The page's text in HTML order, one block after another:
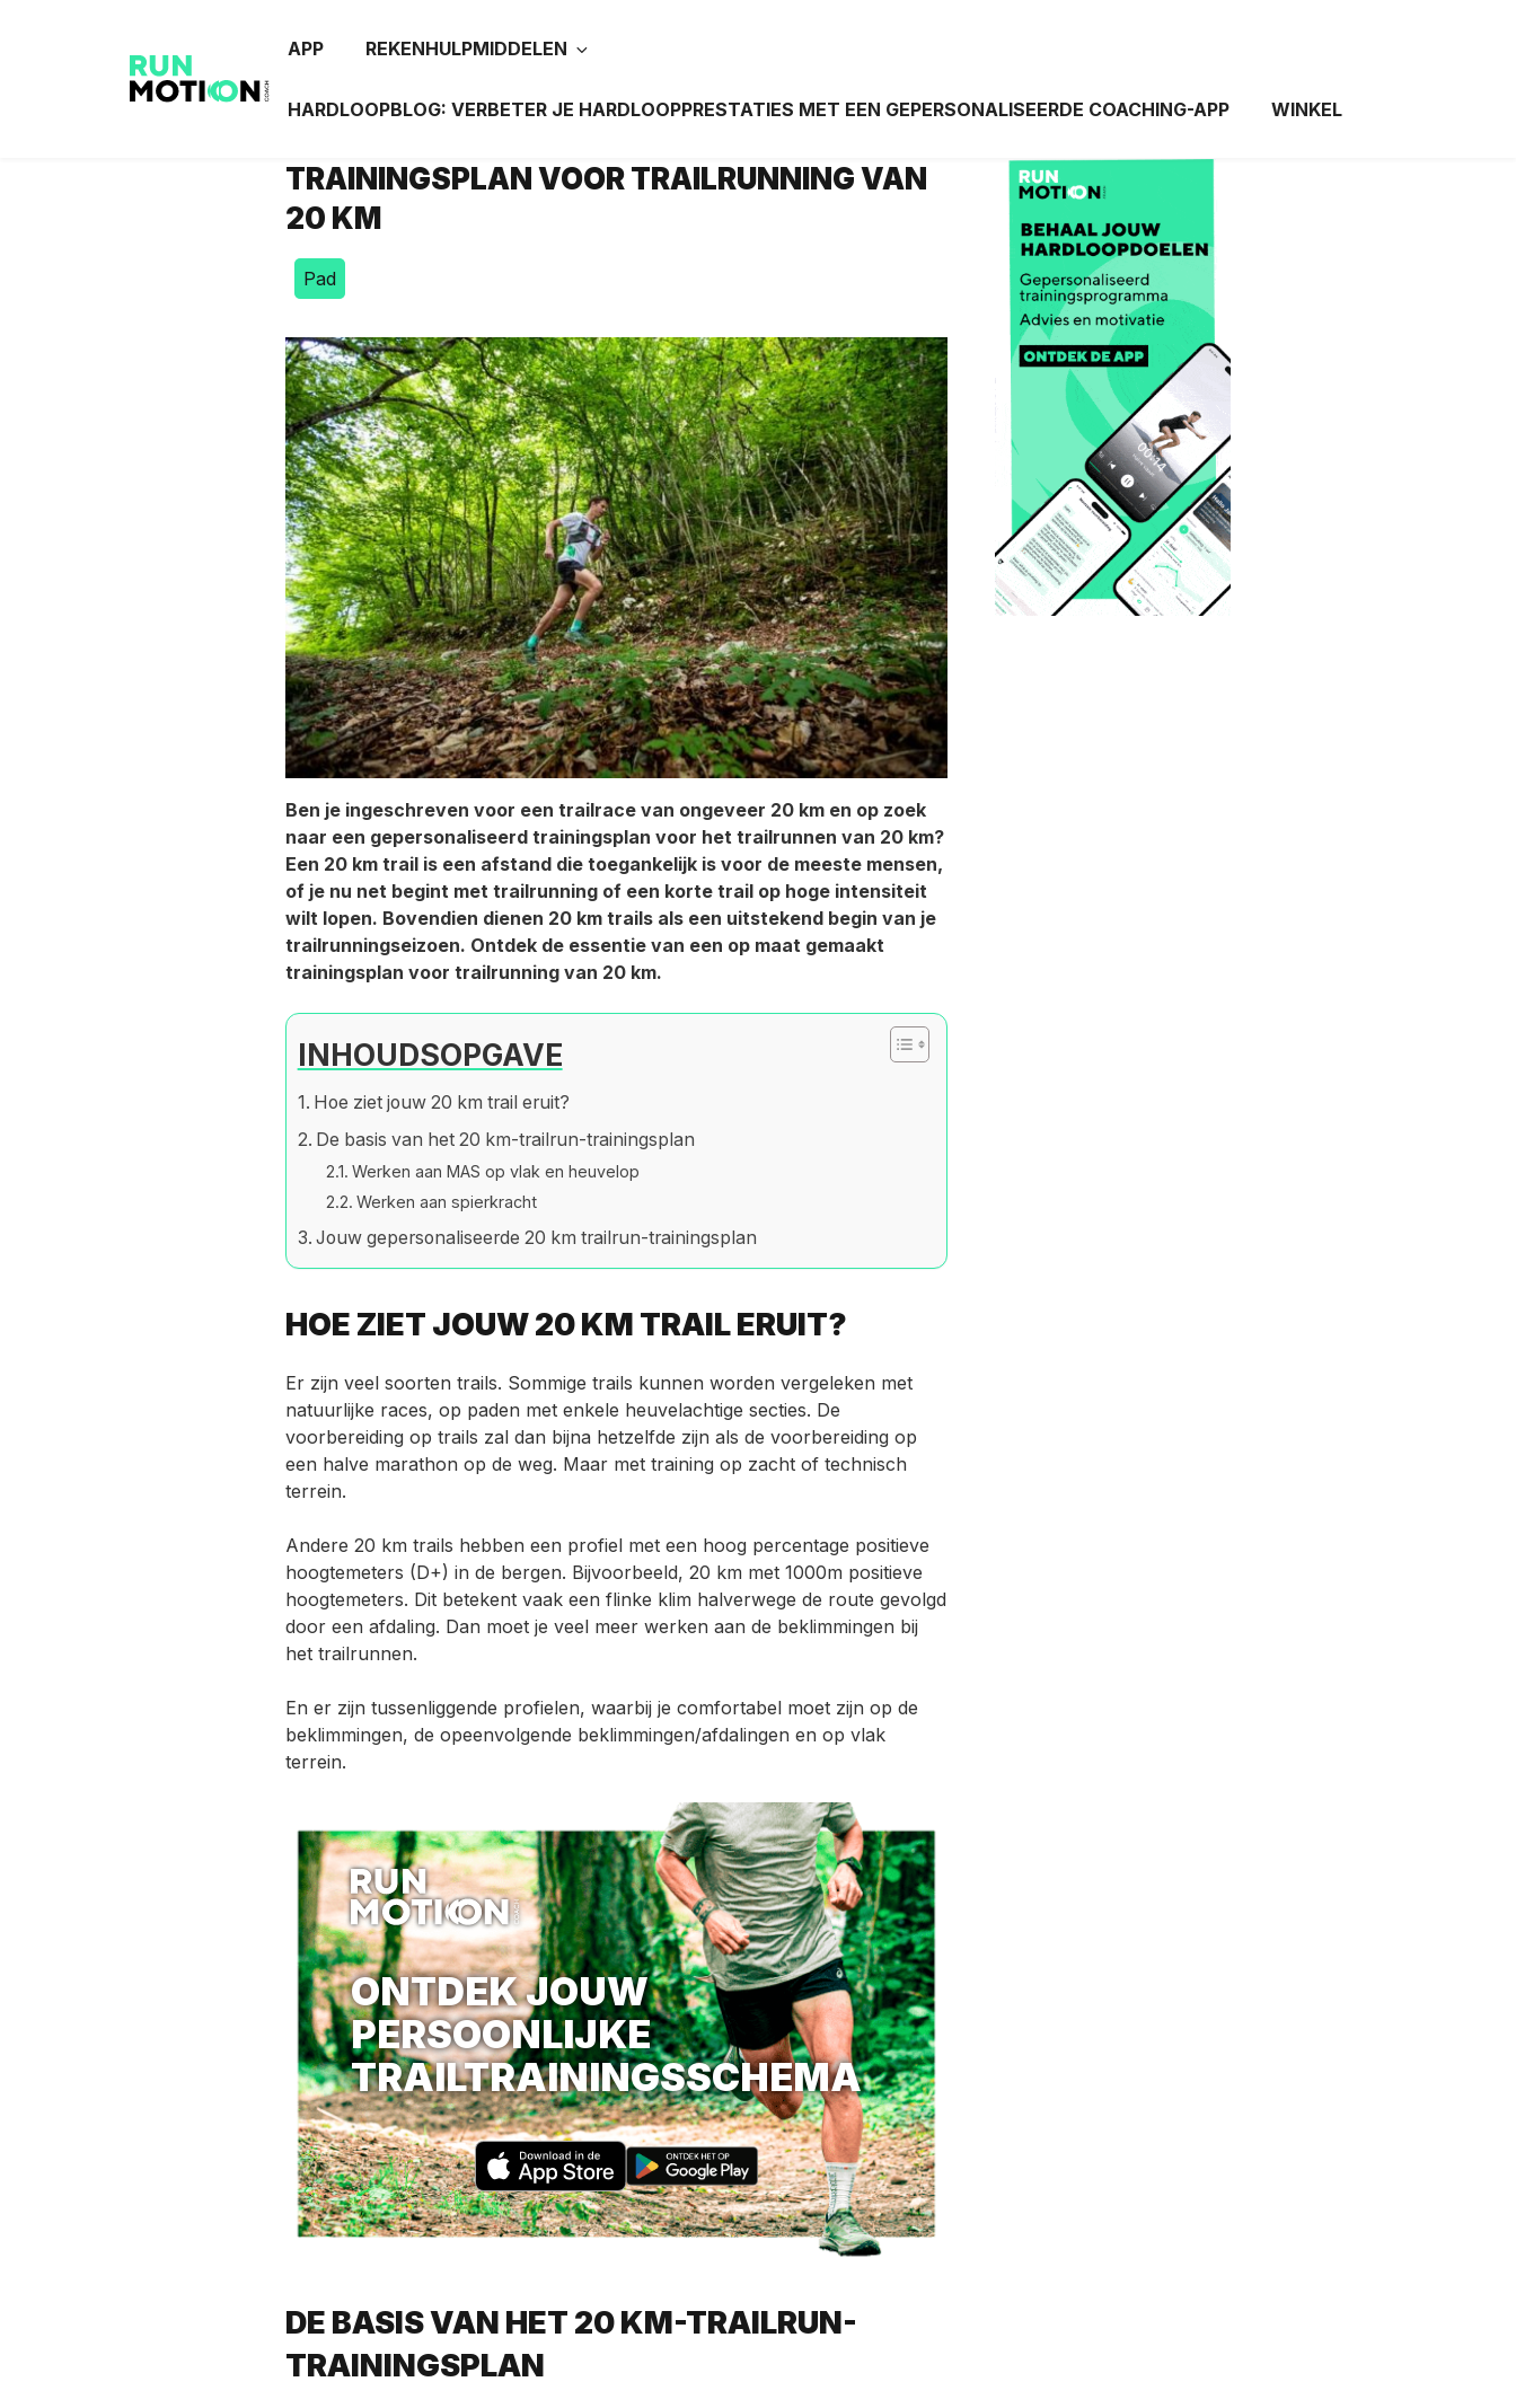
APP REKENHULPMIDDELEN
HARDLOOPBLOG: VERBETER JE HARDLOOPPRESTATIES MET EEN GEPERSONALISEERDE COACHING-APP WINKEL
TRAININGSPLAN VOOR TRAILRUNNING VAN
20 KM
Pad
Ben je ingeschreven voor een trailrace van ongeveer 20 km en op zoek
naar een gepersonaliseerd trainingsplan voor het trailrunnen van 20 km?
Een 20 km trail is een afstand die toegankelijk is voor de meeste mensen,
of je nu net begint met trailrunning of een korte trail op hoge intensiteit
wilt lopen. Bovendien dienen 20 km trails als een uitstekend begin van je
trailrunningseizoen. Ontdek de essentie van een op maat gemaakt
trainingsplan voor trailrunning van 20 km.
INHOUDSOPGAVE
Hoe ziet jouw 20 km trail eruit?
De basis van het 20 km-trailrun-trainingsplan
Werken aan MAS op vlak en heuvelop
Werken aan spierkracht
Jouw gepersonaliseerde 20 km trailrun-trainingsplan
HOE ZIET JOUW 20 KM TRAIL ERUIT?
Er zijn veel soorten trails. Sommige trails kunnen worden vergeleken met
natuurlijke races, op paden met enkele heuvelachtige secties. De
voorbereiding op trails zal dan bijna hetzelfde zijn als de voorbereiding op
een halve marathon op de weg. Maar met training op zacht of technisch
terrein.
Andere 20 km trails hebben een profiel met een hoog percentage positieve
hoogtemeters (D+) in de bergen. Bijvoorbeeld, 20 km met 1000m positieve
hoogtemeters. Dit betekent vaak een flinke klim halverwege de route gevolgd
door een afdaling. Dan moet je veel meer werken aan de beklimmingen bij
het trailrunnen.
En er zijn tussenliggende profielen, waarbij je comfortabel moet zijn op de
beklimmingen, de opeenvolgende beklimmingen/afdalingen en op vlak
terrein.
ONTDEK JOUW
PERSOONLIJKE
TRAILTRAININGSSCHEMA
DE BASIS VAN HET 20 KM-TRAILRUN-
TRAININGSPLAN